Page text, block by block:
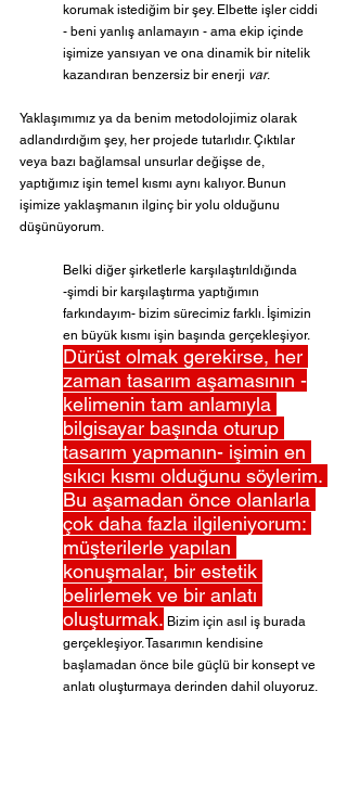
korumak istediğim bir şey. Elbette işler ciddi
- beni yanlış anlamayın - ama ekip içinde
işimize yansıyan ve ona dinamik bir nitelik
kazandıran benzersiz bir enerji var.
Yaklaşımımız ya da benim metodolojimiz olarak
adlandırdığım şey, her projede tutarlıdır. Çıktılar
veya bazı bağlamsal unsurlar değişse de,
yaptığımız işin temel kısmı aynı kalıyor. Bunun
işimize yaklaşmanın ilginç bir yolu olduğunu
düşünüyorum.
Belki diğer şirketlerle karşılaştırıldığında
-şimdi bir karşılaştırma yaptığımın
farkındayım- bizim sürecimiz farklı. İşimizin
en büyük kısmı işin başında gerçekleşiyor.
Dürüst olmak gerekirse, her
zaman tasarım aşamasının -
kelimenin tam anlamıyla
bilgisayar başında oturup
tasarım yapmanın- işimin en
sıkıcı kısmı olduğunu söylerim.
Bu aşamadan önce olanlarla
çok daha fazla ilgileniyorum:
müşterilerle yapılan
konuşmalar, bir estetik
belirlemek ve bir anlatı
oluşturmak. Bizim için asıl iş burada
gerçekleşiyor. Tasarımın kendisine
başlamadan önce bile güçlü bir konsept ve
anlatı oluşturmaya derinden dahil oluyoruz.